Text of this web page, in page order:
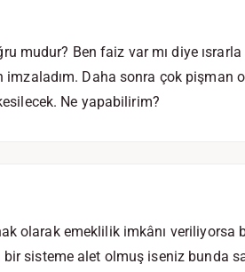
mudur? Ben faiz var mı diye
Daha sonra çok pişman
Ne yapabilirim?
olarak emeklilik imkânı
bir sisteme alet olmuş iseniz bunda